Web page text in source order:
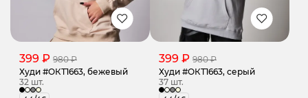
399 ₽ 980 ₽
Худи #ОКТ1663, бежевый
32 шт.
399 ₽ 980 ₽
Худи #ОКТ1663, серый
37 шт.